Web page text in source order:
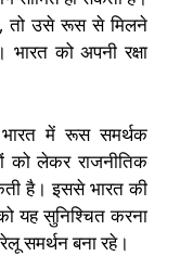
तो उसे रूस से मिलने
भारत को अपनी रक्षा
भारत में रूस समर्थक
को लेकर राजनीतिक
है। इससे भारत की
यह सुनिश्चित करना
समर्थन बना रहे।